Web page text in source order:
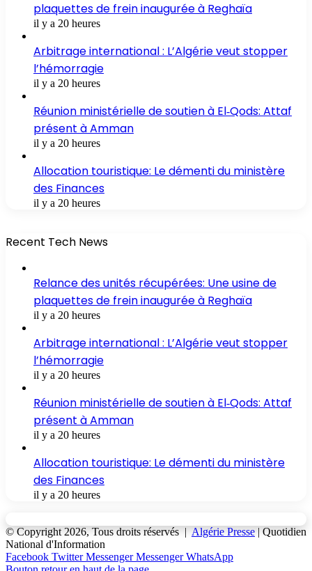
plaquettes de frein inaugurée à Reghaïa
il y a 20 heures
Arbitrage international : L’Algérie veut stopper
l’hémorragie
il y a 20 heures
Réunion ministérielle de soutien à El‑Qods: Attaf
présent à Amman
il y a 20 heures
Allocation touristique: Le démenti du ministère
des Finances
il y a 20 heures
Recent Tech News
Relance des unités récupérées: Une usine de
plaquettes de frein inaugurée à Reghaïa
il y a 20 heures
Arbitrage international : L’Algérie veut stopper
l’hémorragie
il y a 20 heures
Réunion ministérielle de soutien à El‑Qods: Attaf
présent à Amman
il y a 20 heures
Allocation touristique: Le démenti du ministère
des Finances
il y a 20 heures
© Copyright 2026, Tous droits réservés |Algérie Presse| Quotidien
National d'Information
Facebook Twitter Messenger Messenger WhatsApp